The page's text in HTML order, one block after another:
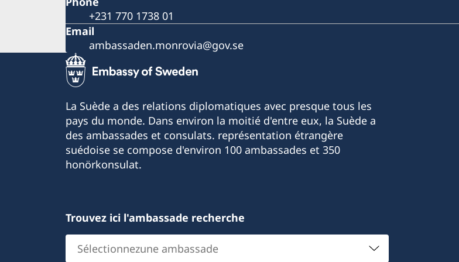
+231 770 1738 01
Email
ambassaden.monrovia@gov.se
La Suède a des relations diplomatiques avec presque tous les
pays du monde. Dans environ la moitié d'entre eux, la Suède a
des ambassades et consulats. représentation étrangère
suédoise se compose d'environ 100 ambassades et 350
honörkonsulat.
Trouvez ici l'ambassade recherche
Sélectionnezune
ambassade